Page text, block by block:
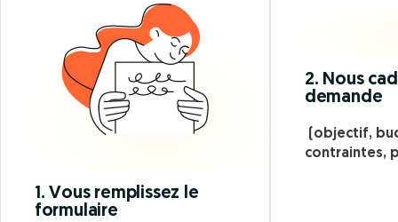
1. Vous remplissez le
formulaire
2. Nous
demande
(objectif,
contraintes,